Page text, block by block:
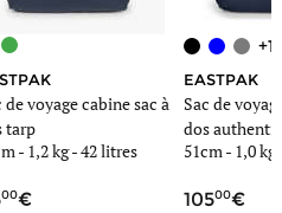
de voyage cabine sac à
tarp
- 1,2 kg-42 litres
00
+1
EASTPAK
Sac de
dos
51cm - 1,0 kg
10500